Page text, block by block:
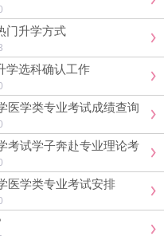
门升学方式
学选科确认工作
医学类专业考试成绩查询
考试学子奔赴专业理论考
医学类专业考试安排